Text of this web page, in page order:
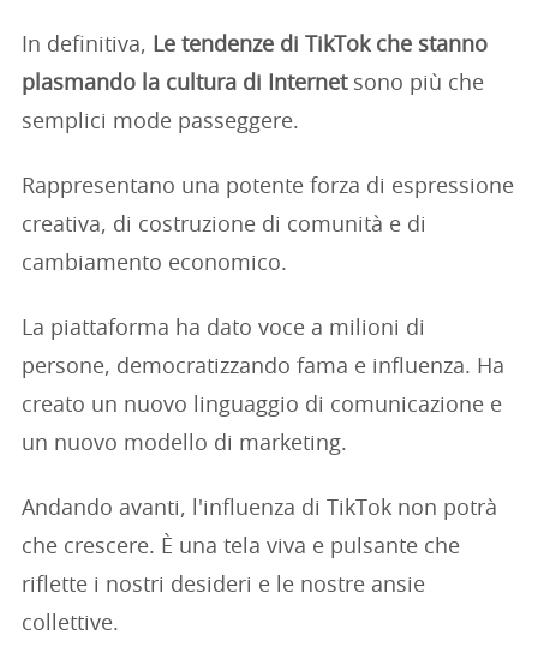
In definitiva, Le tendenze di TikTok che stanno
plasmando la cultura di Internetsono più che
semplici mode passeggere.
Rappresentano una potente forza di espressione
creativa, di costruzione di comunità e di
cambiamento economico.
La piattaforma ha dato voce a milioni di
persone, democratizzando fama e influenza. Ha
creato un nuovo linguaggio di comunicazione e
un nuovo modello di marketing.
Andando avanti, l'influenza di TikTok non potrà
che crescere. È una tela viva e pulsante che
riflette i nostri desideri e le nostre ansie
collettive.